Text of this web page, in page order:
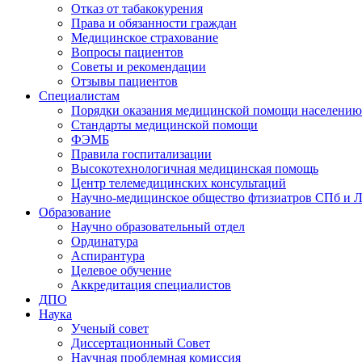
Отказ от табакокурения
Права и обязанности граждан
Медицинское страхование
Вопросы пациентов
Советы и рекомендации
Отзывы пациентов
Специалистам
Порядки оказания медицинской помощи населению
Стандарты медицинской помощи
ФЭМБ
Правила госпитализации
Высокотехнологичная медицинская помощь
Центр телемедицинских консультаций
Научно-медицинское общество фтизиатров СПб и
Образование
Научно образовательный отдел
Ординатура
Аспирантура
Целевое обучение
Аккредитация специалистов
ДПО
Наука
Ученый совет
Диссертационный Совет
Научная проблемная комиссия